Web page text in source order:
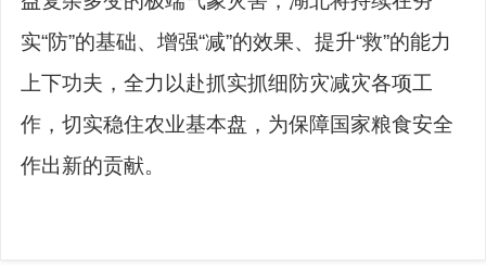
实“防”的基础、增强“减”的效果、提升“救”的能力
上下功夫，全力以赴抓实抓细防灾减灾各项工
作，切实稳住农业基本盘，为保障国家粮食安全
作出新的贡献。